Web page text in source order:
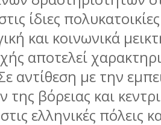
ίδιες
και κοινωνικά
αποτελεί
αντίθεση με την
βόρειας και
ελληνικές πόλεις